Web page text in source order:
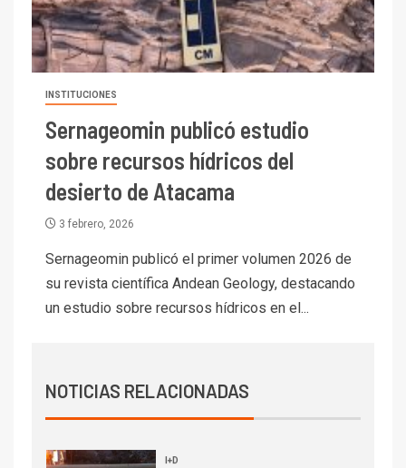
INSTITUCIONES
Sernageomin publicó estudio
sobre recursos hídricos del
desierto de Atacama
3 febrero, 2026
Sernageomin publicó el primer volumen 2026 de
su revista científica Andean Geology, destacando
un estudio sobre recursos hídricos en el...
NOTICIAS RELACIONADAS
1 I+D
Codelco Ventanas prueba
camión 100% eléctrico para
transportar cátodos al Puerto
2
I+D
Producción minera en mayo de
2026 cae 10,6%
PIB minero impacta el
crecimiento regional: Banco
Central reporta resultados
dispares en el primer
Cochilco: precio del cobre
de concentrados
5